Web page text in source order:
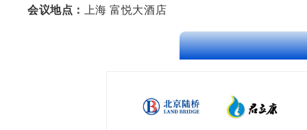
会议地点 ： 上海 富悦大酒店